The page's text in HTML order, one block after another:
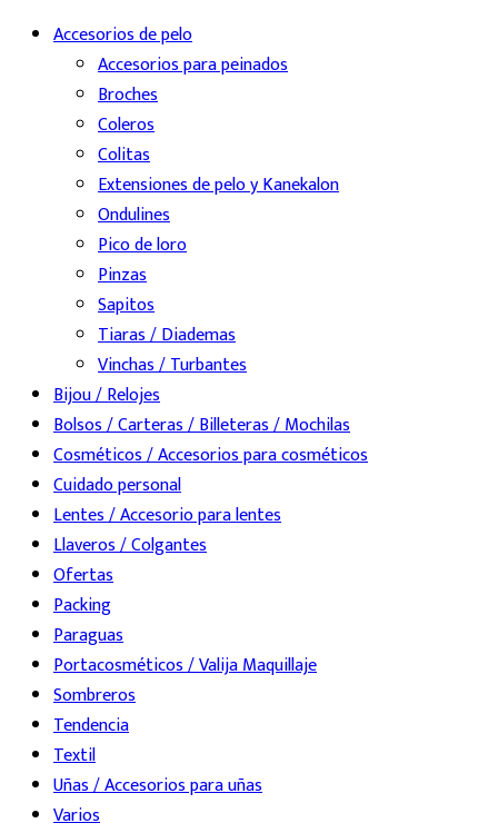
Accesorios de pelo
Accesorios para peinados
Broches
Coleros
Colitas
Extensiones de pelo y Kanekalon
Ondulines
Pico de loro
Pinzas
Sapitos
Tiaras / Diademas
Vinchas / Turbantes
Bijou / Relojes
Bolsos / Carteras / Billeteras / Mochilas
Cosméticos / Accesorios para cosméticos
Cuidado personal
Lentes / Accesorio para lentes
Llaveros / Colgantes
Ofertas
Packing
Paraguas
Portacosméticos / Valija Maquillaje
Sombreros
Tendencia
Textil
Uñas / Accesorios para uñas
Varios